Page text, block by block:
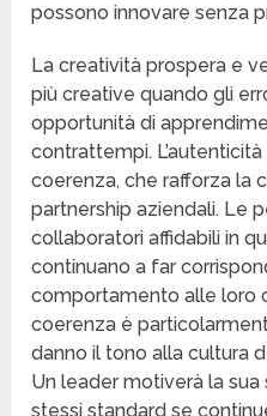
possono innovare senza
La creatività prospera e
più creative quando gli
opportunità di
contrattempi.
coerenza, che rafforza la
partnership aziendali. Le
collaboratori affidabili in
continuano a far
comportamento alle loro
coerenza è
danno il tono alla cultura
Un leader motiverà la
stessi standard se